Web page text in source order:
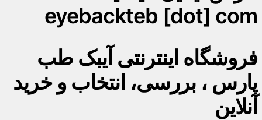
eyebackteb [dot] com
فروشگاه اینترنتی آیبک طب
پارس ، بررسی، انتخاب و خرید
آنلاین